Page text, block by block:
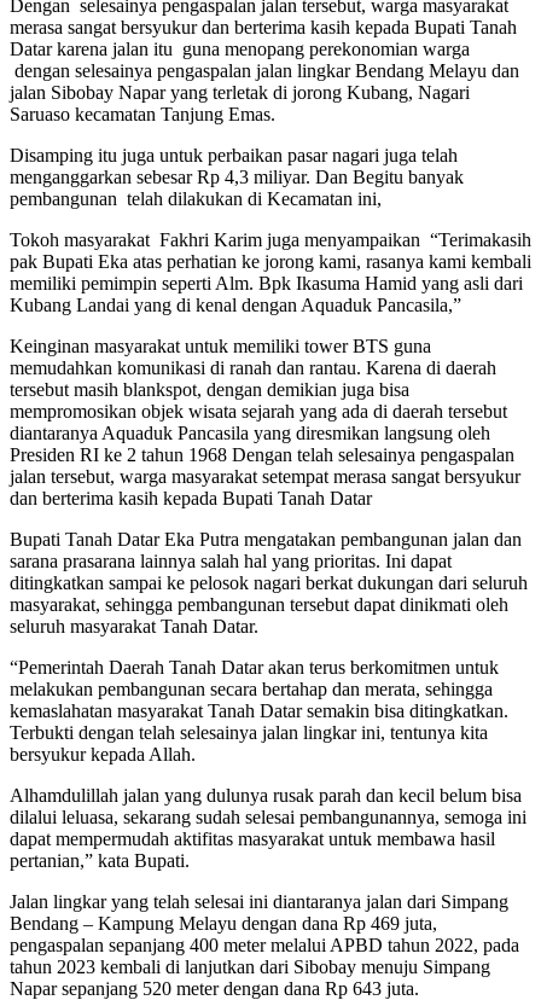
Dengan selesainya pengaspalan jalan tersebut, warga masyarakat
merasa sangat bersyukur dan berterima kasih kepada Bupati Tanah
Datar karena jalan itu guna menopang perekonomian warga
dengan selesainya pengaspalan jalan lingkar Bendang Melayu dan
jalan Sibobay Napar yang terletak di jorong Kubang, Nagari
Saruaso kecamatan Tanjung Emas.
Disamping itu juga untuk perbaikan pasar nagari juga telah
menganggarkan sebesar Rp 4,3 miliyar. Dan Begitu banyak
pembangunan telah dilakukan di Kecamatan ini,
Tokoh masyarakat Fakhri Karim juga menyampaikan “Terimakasih
pak Bupati Eka atas perhatian ke jorong kami, rasanya kami kembali
memiliki pemimpin seperti Alm. Bpk Ikasuma Hamid yang asli dari
Kubang Landai yang di kenal dengan Aquaduk Pancasila,”
Keinginan masyarakat untuk memiliki tower BTS guna
memudahkan komunikasi di ranah dan rantau. Karena di daerah
tersebut masih blankspot, dengan demikian juga bisa
mempromosikan objek wisata sejarah yang ada di daerah tersebut
diantaranya Aquaduk Pancasila yang diresmikan langsung oleh
Presiden RI ke 2 tahun 1968 Dengan telah selesainya pengaspalan
jalan tersebut, warga masyarakat setempat merasa sangat bersyukur
dan berterima kasih kepada Bupati Tanah Datar
Bupati Tanah Datar Eka Putra mengatakan pembangunan jalan dan
sarana prasarana lainnya salah hal yang prioritas. Ini dapat
ditingkatkan sampai ke pelosok nagari berkat dukungan dari seluruh
masyarakat, sehingga pembangunan tersebut dapat dinikmati oleh
seluruh masyarakat Tanah Datar.
“Pemerintah Daerah Tanah Datar akan terus berkomitmen untuk
melakukan pembangunan secara bertahap dan merata, sehingga
kemaslahatan masyarakat Tanah Datar semakin bisa ditingkatkan.
Terbukti dengan telah selesainya jalan lingkar ini, tentunya kita
bersyukur kepada Allah.
Alhamdulillah jalan yang dulunya rusak parah dan kecil belum bisa
dilalui leluasa, sekarang sudah selesai pembangunannya, semoga ini
dapat mempermudah aktifitas masyarakat untuk membawa hasil
pertanian,” kata Bupati.
Jalan lingkar yang telah selesai ini diantaranya jalan dari Simpang
Bendang – Kampung Melayu dengan dana Rp 469 juta,
pengaspalan sepanjang 400 meter melalui APBD tahun 2022, pada
tahun 2023 kembali di lanjutkan dari Sibobay menuju Simpang
Napar sepanjang 520 meter dengan dana Rp 643 juta.